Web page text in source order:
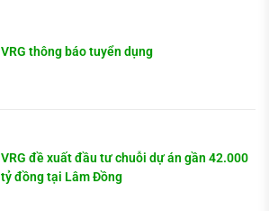
VRG thông báo tuyển dụng
VRG đề xuất đầu tư chuỗi dự án gần 42.000
tỷ đồng tại Lâm Đồng